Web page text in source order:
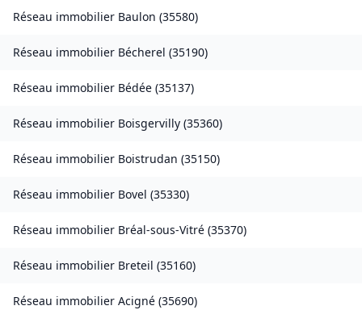
Réseau immobilier Baulon (35580)
Réseau immobilier Bécherel (35190)
Réseau immobilier Bédée (35137)
Réseau immobilier Boisgervilly (35360)
Réseau immobilier Boistrudan (35150)
Réseau immobilier Bovel (35330)
Réseau immobilier Bréal-sous-Vitré (35370)
Réseau immobilier Breteil (35160)
Réseau immobilier Acigné (35690)